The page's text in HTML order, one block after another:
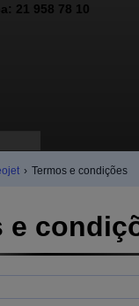
21 958 78 10
› Termos e condições
e